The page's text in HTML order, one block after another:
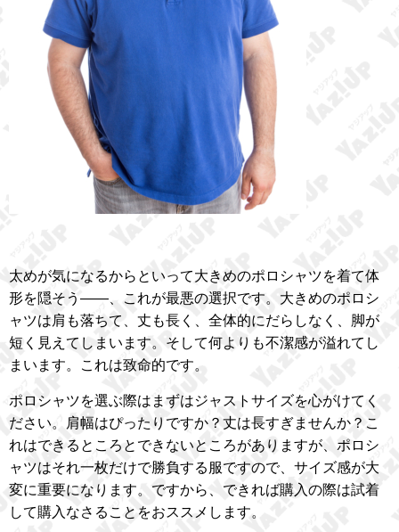
太めが気になるからといって大きめのポロシャツを着て体
形を隠そう――、これが最悪の選択です。大きめのポロシ
ャツは肩も落ちて、丈も長く、全体的にだらしなく、脚が
短く見えてしまいます。そして何よりも不潔感が溢れてし
まいます。これは致命的です。
ポロシャツを選ぶ際はまずはジャストサイズを心がけてく
ださい。肩幅はぴったりですか？丈は長すぎませんか？こ
れはできるところとできないところがありますが、ポロシ
ャツはそれ一枚だけで勝負する服ですので、サイズ感が大
変に重要になります。ですから、できれば購入の際は試着
して購入なさることをおススメします。